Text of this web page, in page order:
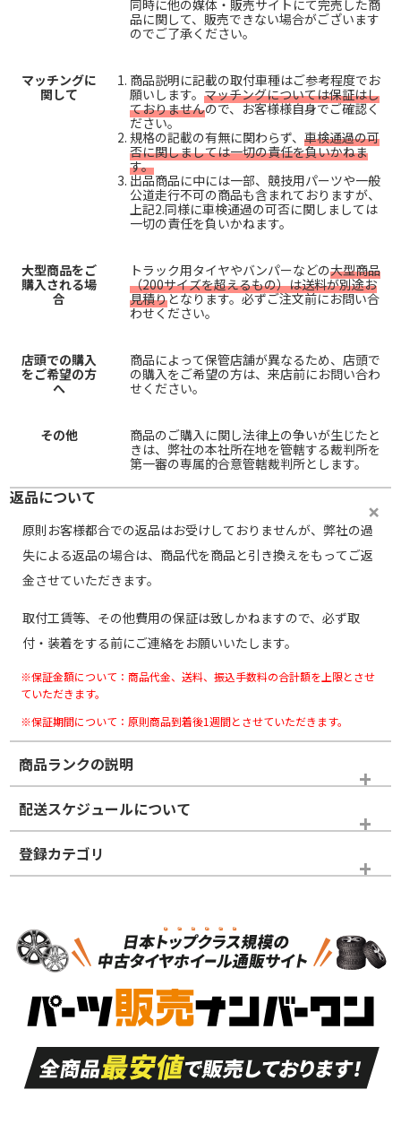
同時に他の媒体・販売サイトにて完売した商
品に関して、販売できない場合がございます
のでご了承ください。
マッチングに
関して
商品説明に記載の取付車種はご参考程度でお
願いします。 マッチングについては保証はし
ておりませんので、お客様様自身でご確認く
ださい。
規格の記載の有無に関わらず、 車検通過の可
否に関しましては一切の責任を負いかねま
す。
出品商品に中には一部、競技用パーツや一般
公道走行不可の商品も含まれておりますが、
上記2.同様に車検通過の可否に関しましては
一切の責任を負いかねます。
大型商品をご
購入される場
合
トラック用タイヤやバンパーなどの大型商品
（200サイズを超えるもの）は送料が別途お
見積りとなります。必ずご注文前にお問い合
わせください。
店頭での購入
をご希望の方
へ
商品によって保管店舗が異なるため、店頭で
の購入をご希望の方は、来店前にお問い合わ
せください。
その他
商品のご購入に関し法律上の争いが生じたと
きは、弊社の本社所在地を管轄する裁判所を
第一審の専属的合意管轄裁判所とします。
返品について
原則お客様都合での返品はお受けしておりませんが、弊社の過
失による返品の場合は、商品代を商品と引き換えをもってご返
金させていただきます。
取付工賃等、その他費用の保証は致しかねますので、必ず取
付・装着をする前にご連絡をお願いいたします。
※保証金額について：商品代金、送料、振込手数料の合計額を上限とさせ
ていただきます。
※保証期間について：原則商品到着後1週間とさせていただきます。
商品ランクの説明
※商品ランクは出品者の主観により判断しておりますので、あら
かじめご了承ください。
ホイールランク
S
品）
S
新車外し品（新古
付き
A
走行距離も少なく、
目立つ傷もほとんど
ない中古品
A
走行距離も少なく、
非常に状態の良い中
古品
配送スケジュールについて
登録カテゴリ
タイヤのみ